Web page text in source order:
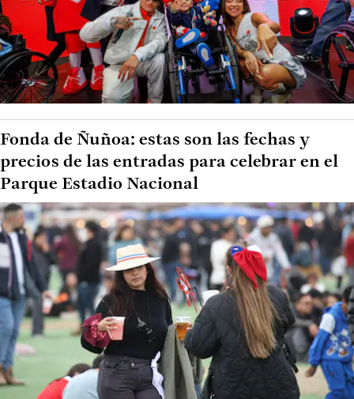
Fonda de Ñuñoa: estas son las fechas y
precios de las entradas para celebrar en el
Parque Estadio Nacional